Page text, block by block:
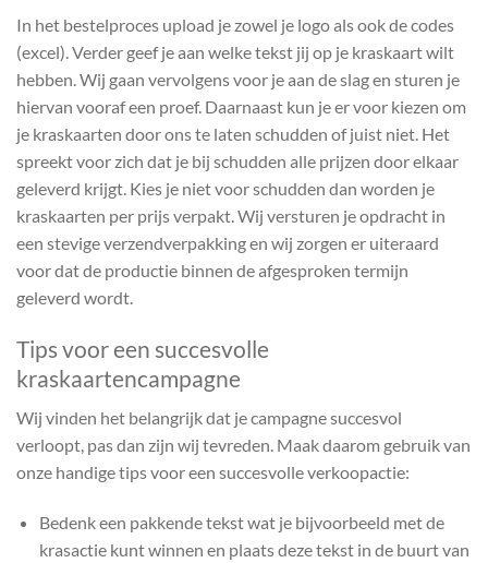
In het bestelproces upload je zowel je logo als ook de codes
(excel). Verder geef je aan welke tekst jij op je kraskaart wilt
hebben. Wij gaan vervolgens voor je aan de slag en sturen je
hiervan vooraf een proef. Daarnaast kun je er voor kiezen om
je kraskaarten door ons te laten schudden of juist niet. Het
spreekt voor zich dat je bij schudden alle prijzen door elkaar
geleverd krijgt. Kies je niet voor schudden dan worden je
kraskaarten per prijs verpakt. Wij versturen je opdracht in
een stevige verzendverpakking en wij zorgen er uiteraard
voor dat de productie binnen de afgesproken termijn
geleverd wordt.
Tips voor een succesvolle
kraskaartencampagne
Wij vinden het belangrijk dat je campagne succesvol
verloopt, pas dan zijn wij tevreden. Maak daarom gebruik van
onze handige tips voor een succesvolle verkoopactie:
Bedenk een pakkende tekst wat je bijvoorbeeld met de
krasactie kunt winnen en plaats deze tekst in de buurt van